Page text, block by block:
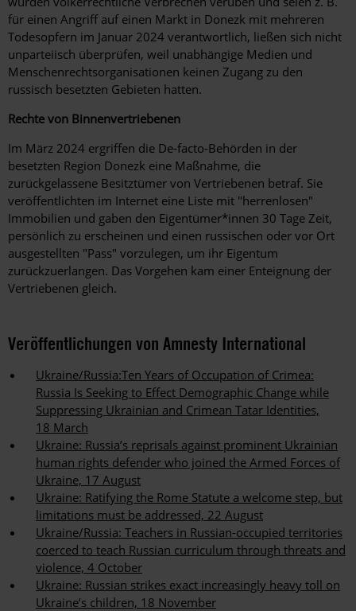
für einen Angriff auf einen Markt in Donezk mit mehreren
Todesopfern im Januar 2024 verantwortlich, ließen sich nicht
unparteiisch überprüfen, weil unabhängige Medien und
Menschenrechtsorganisationen keinen Zugang zu den
russisch besetzten Gebieten hatten.
Rechte von Binnenvertriebenen
Im März 2024 ergriffen die De-facto-Behörden in der
besetzten Region Donezk eine Maßnahme, die
zurückgelassene Besitztümer von Vertriebenen betraf. Sie
veröffentlichten im Internet eine Liste mit "herrenlosen"
Immobilien und gaben den Eigentümer*innen 30 Tage Zeit,
persönlich zu erscheinen und einen russischen oder vor Ort
ausgestellten "Pass" vorzulegen, um ihr Eigentum
zurückzuerlangen. Das Vorgehen kam einer Enteignung der
Vertriebenen gleich.
Veröffentlichungen von Amnesty International
Ukraine/Russia:Ten Years of Occupation of Crimea:
Russia Is Seeking to Effect Demographic Change while
Suppressing Ukrainian and Crimean Tatar Identities,
18 March
Ukraine: Russia’s reprisals against prominent Ukrainian
human rights defender who joined the Armed Forces of
Ukraine, 17 August
Ukraine: Ratifying the Rome Statute a welcome step, but
limitations must be addressed, 22 August
Ukraine/Russia: Teachers in Russian-occupied territories
coerced to teach Russian curriculum through threats and
violence, 4 October
Ukraine: Russian strikes exact increasingly heavy toll on
Ukraine’s children, 18 November